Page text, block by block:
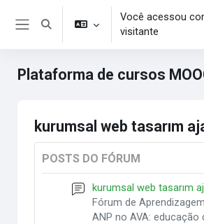
Ir para o conteúdo principal
Alternar entrada de pesquisa
Você acessou
visitante
Plataforma de cursos
kurumsal web tasarım
POSTS DO FÓRUM
kurumsal web tasarım
Fórum de Aprendizagem
ANP no AVA: educação